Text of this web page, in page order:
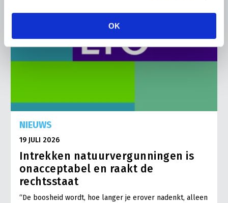
OK
NIEUWS
19 JULI 2026
Intrekken natuurvergunningen is
onacceptabel en raakt de
rechtsstaat
“De boosheid wordt, hoe langer je erover nadenkt, alleen